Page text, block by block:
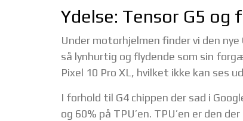
Ydelse: Tensor G5 og
Under motorhjelmen finder vi den nye
så lynhurtig og flydende som sin
Pixel 10 Pro XL, hvilket ikke kan ses
I forhold til G4 chippen der sad i
og 60% på TPU’en. TPU’en er den